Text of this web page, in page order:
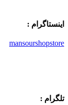
اینستاگرام :
mansourshopstore
تلگرام :